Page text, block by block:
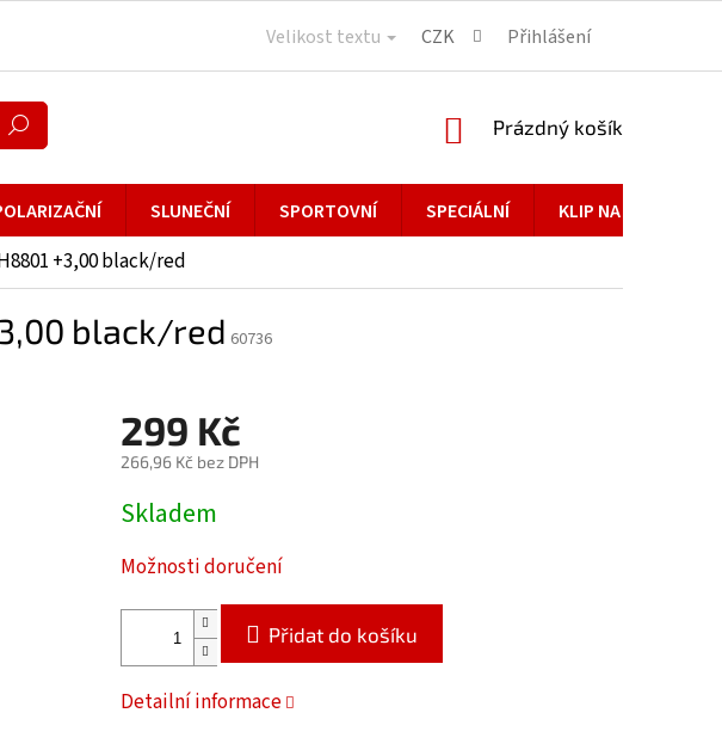
Velikost textu CZK Přihlášení
NÁKUPNÍ
Prázdný košík
SLUNEČNÍ SPORTOVNÍ SPECIÁLNÍ KLIP NA BRÝLE
+3,00 black/red
black/red 60736
299 Kč
266,96 Kč bez DPH
Měrná
cena:
Skladem
Možnosti doručení
Přidat do košíku
Detailní informace